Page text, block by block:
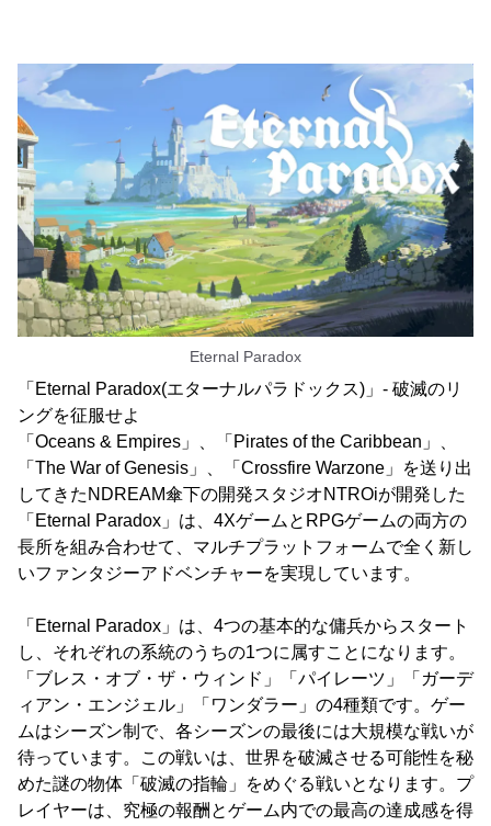
Eternal Paradox
「Eternal Paradox(エターナルパラドックス)」- 破滅のリ
ングを征服せよ
「Oceans & Empires」、「Pirates of the Caribbean」、
「The War of Genesis」、「Crossfire Warzone」を送り出
してきたNDREAM傘下の開発スタジオNTROiが開発した
「Eternal Paradox」は、4XゲームとRPGゲームの両方の
長所を組み合わせて、マルチプラットフォームで全く新し
いファンタジーアドベンチャーを実現しています。
「Eternal Paradox」は、4つの基本的な傭兵からスタート
し、それぞれの系統のうちの1つに属すことになります。
「ブレス・オブ・ザ・ウィンド」「パイレーツ」「ガーデ
ィアン・エンジェル」「ワンダラー」の4種類です。ゲー
ムはシーズン制で、各シーズンの最後には大規模な戦いが
待っています。この戦いは、世界を破滅させる可能性を秘
めた謎の物体「破滅の指輪」をめぐる戦いとなります。プ
レイヤーは、究極の報酬とゲーム内での最高の達成感を得